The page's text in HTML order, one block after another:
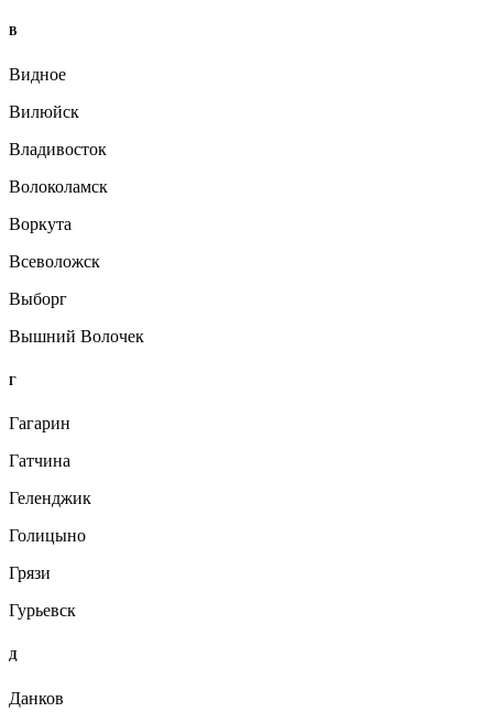
В
Видное
Вилюйск
Владивосток
Волоколамск
Воркута
Всеволожск
Выборг
Вышний Волочек
Г
Гагарин
Гатчина
Геленджик
Голицыно
Грязи
Гурьевск
Д
Данков